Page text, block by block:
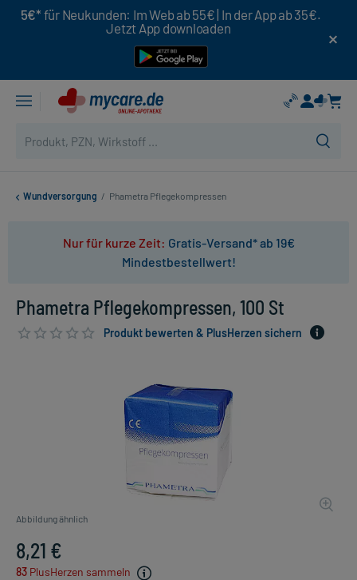
5€* für Neukunden: Im Web ab 55€ | In der App ab 35€.
Jetzt App downloaden
Wundversorgung / Phametra Pflegekompressen
Nur für kurze Zeit: Gratis-Versand* ab 19€
Mindestbestellwert!
Phametra Pflegekompressen, 100 St
Produkt bewerten & PlusHerzen sichern
Abbildung ähnlich
8,21 €
83 PlusHerzen sammeln